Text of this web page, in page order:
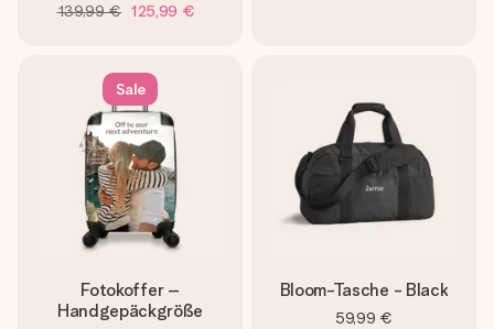
139,99 € 125,99 €
Sale
Fotokoffer –
Handgepäckgröße
Bloom-Tasche - Black
59,99 €